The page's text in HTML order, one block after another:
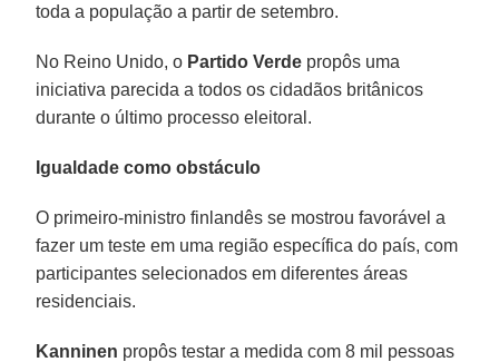
toda a população a partir de setembro.
No Reino Unido, o Partido Verde propôs uma
iniciativa parecida a todos os cidadãos britânicos
durante o último processo eleitoral.
Igualdade como obstáculo
O primeiro-ministro finlandês se mostrou favorável a
fazer um teste em uma região específica do país, com
participantes selecionados em diferentes áreas
residenciais.
Kanninen propôs testar a medida com 8 mil pessoas